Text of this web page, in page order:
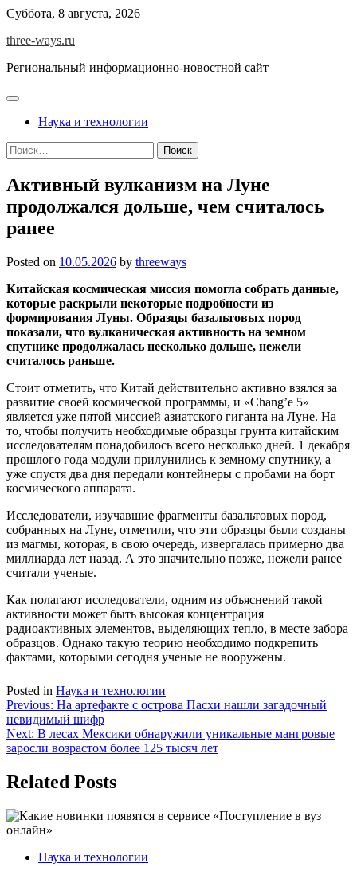
Skip
content
Суббота, 8 августа, 2026
three-ways.ru
Региональный информационно-новостной сайт
Наука и технологии
Найти:
Активный вулканизм на Луне
продолжался дольше, чем считалось
ранее
Posted on 10.05.2026 by threeways
Китайская космическая миссия помогла собрать данные,
которые раскрыли некоторые подробности из
формирования Луны. Образцы базальтовых пород
показали, что вулканическая активность на земном
спутнике продолжалась несколько дольше, нежели
считалось раньше.
Стоит отметить, что Китай действительно активно взялся за
развитие своей космической программы, и «Chang’e 5»
является уже пятой миссией азиатского гиганта на Луне. На
то, чтобы получить необходимые образцы грунта китайским
исследователям понадобилось всего несколько дней. 1 декабря
прошлого года модули прилунились к земному спутнику, а
уже спустя два дня передали контейнеры с пробами на борт
космического аппарата.
Исследователи, изучавшие фрагменты базальтовых пород,
собранных на Луне, отметили, что эти образцы были созданы
из магмы, которая, в свою очередь, извергалась примерно два
миллиарда лет назад. А это значительно позже, нежели ранее
считали ученые.
Как полагают исследователи, одним из объяснений такой
активности может быть высокая концентрация
радиоактивных элементов, выделяющих тепло, в месте забора
образцов. Однако такую теорию необходимо подкрепить
фактами, которыми сегодня ученые не вооружены.
Posted in Наука и технологии
Навигация
по
записям
Previous: На артефакте с острова Пасхи нашли загадочный
невидимый шифр
Next: В лесах Мексики обнаружили уникальные мангровые
заросли возрастом более 125 тысяч лет
Related Posts
Наука и технологии